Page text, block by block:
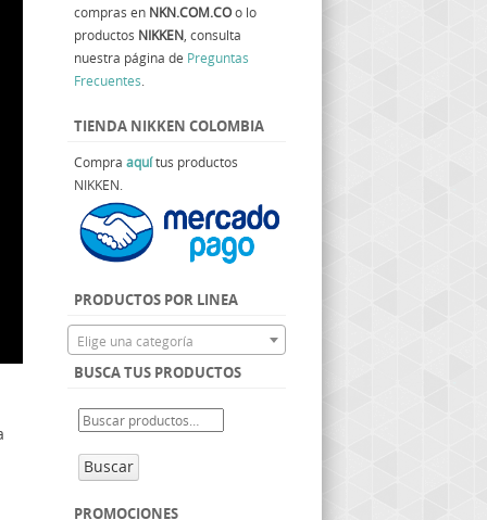
compras en NKN.COM.COo lo
productos NIKKEN, consulta
nuestra página de Preguntas
Frecuentes.
TIENDA NIKKEN COLOMBIA
Compra aquí tus productos
NIKKEN.
PRODUCTOS POR LINEA
Elige una categoría
BUSCA TUS PRODUCTOS
Buscar
PROMOCIONES